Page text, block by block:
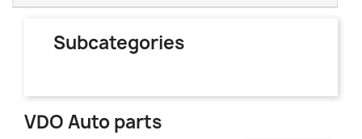
Subcategories
VDO Auto parts